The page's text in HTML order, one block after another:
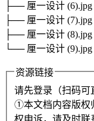
├── 厘一设计 (6).jpg
├── 厘一设计 (7).jpg
├── 厘一设计 (8).jpg
└── 厘一设计 (9).jpg
资源链接
请先登录（扫码可
①本文档内容版权
权申诉，请及时联